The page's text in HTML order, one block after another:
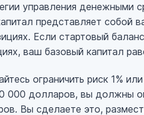
управления денежными
представляет собой
Если стартовый
ваш базовый капитал
ограничить риск 1%
000 долларов, вы должны
Вы сделаете это,